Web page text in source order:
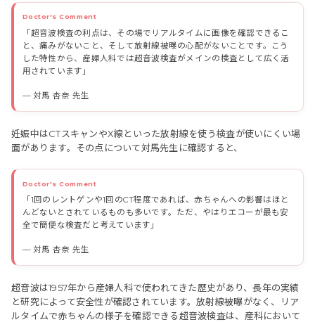
「超音波検査の利点は、その場でリアルタイムに画像を確認できるこ
と、痛みがないこと、そして放射線被曝の心配がないことです。こう
した特性から、産婦人科では超音波検査がメインの検査として広く活
用されています」
— 対馬 杏奈 先生
妊娠中はCTスキャンやX線といった放射線を使う検査が使いにくい場
面があります。その点について対馬先生に確認すると、
「1回のレントゲンや1回のCT程度であれば、赤ちゃんへの影響はほと
んどないとされているものも多いです。ただ、やはりエコーが最も安
全で簡便な検査だと考えています」
— 対馬 杏奈 先生
超音波は1957年から産婦人科で使われてきた歴史があり、長年の実績
と研究によって安全性が確認されています。放射線被曝がなく、リア
ルタイムで赤ちゃんの様子を確認できる超音波検査は、産科において